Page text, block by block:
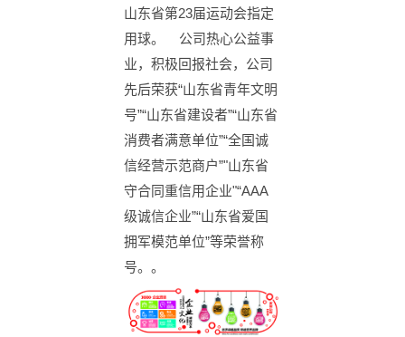
山东省第23届运动会指定
用球。 公司热心公益事
业，积极回报社会，公司
先后荣获“山东省青年文明
号”“山东省建设者”“山东省
消费者满意单位”“全国诚
信经营示范商户”"山东省
守合同重信用企业"“AAA
级诚信企业”“山东省爱国
拥军模范单位”等荣誉称
号。。